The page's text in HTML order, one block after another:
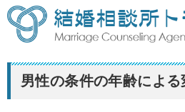
男性の条件の年齢による